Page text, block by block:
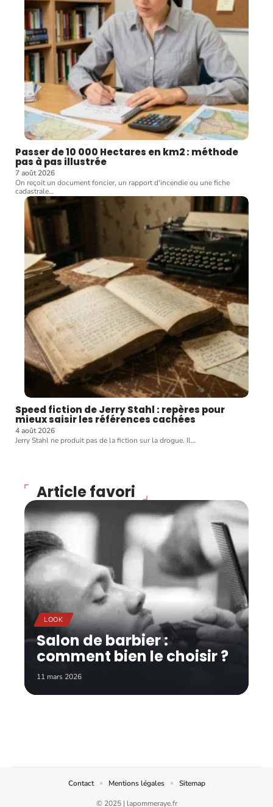
Passer de 10 000 Hectares en km2 : méthode
pas à pas illustrée
7 août 2026
On reçoit un document foncier, un rapport d'incendie ou une fiche
cadastrale…
Speed fiction de Jerry Stahl : repères pour
mieux saisir les références cachées
4 août 2026
Jerry Stahl ne produit pas de la fiction sur la drogue. Il…
Article favori
LOOK
Salon de barbier :
comment bien le choisir ?
11 mars 2026
© 2025 | lapommeraye.fr
Contact Mentions légales Sitemap